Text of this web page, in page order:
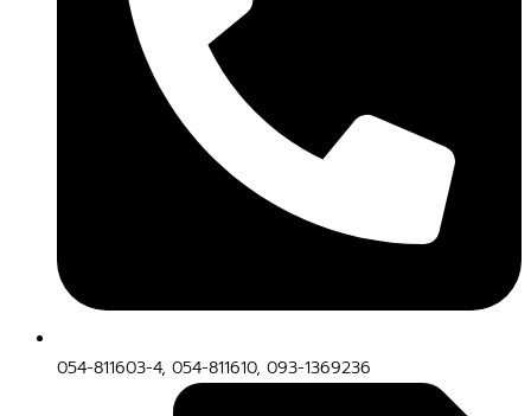
054-811603-4, 054-811610, 093-1369236